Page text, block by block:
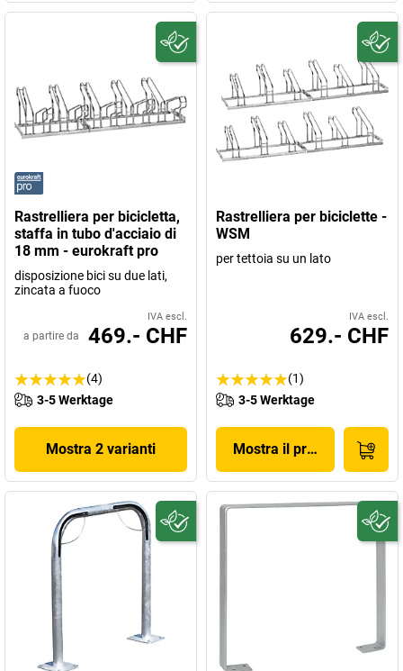
Rastrelliera per bicicletta,
staffa in tubo d'acciaio di
18 mm - eurokraft pro
disposizione bici su due lati,
zincata a fuoco
IVA escl.
a partire da 469.- CHF
(4)
3-5 Werktage
Mostra 2 varianti
Rastrelliera per biciclette -
WSM
per tettoia su un lato
IVA escl.
629.- CHF
(1)
3-5 Werktage
Mostra il prodotto